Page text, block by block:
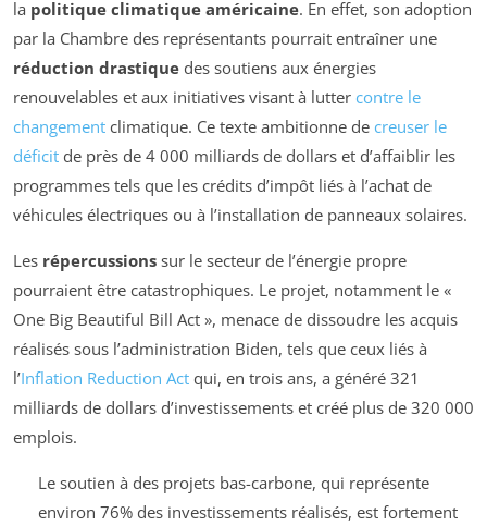
la politique climatique américaine. En effet, son adoption
par la Chambre des représentants pourrait entraîner une
réduction drastique des soutiens aux énergies
renouvelables et aux initiatives visant à lutter contre le
changement climatique. Ce texte ambitionne de creuser le
déficit de près de 4 000 milliards de dollars et d’affaiblir les
programmes tels que les crédits d’impôt liés à l’achat de
véhicules électriques ou à l’installation de panneaux solaires.
Les répercussions sur le secteur de l’énergie propre
pourraient être catastrophiques. Le projet, notamment le «
One Big Beautiful Bill Act », menace de dissoudre les acquis
réalisés sous l’administration Biden, tels que ceux liés à
l’Inflation Reduction Act qui, en trois ans, a généré 321
milliards de dollars d’investissements et créé plus de 320 000
emplois.
Le soutien à des projets bas-carbone, qui représente
environ 76% des investissements réalisés, est fortement